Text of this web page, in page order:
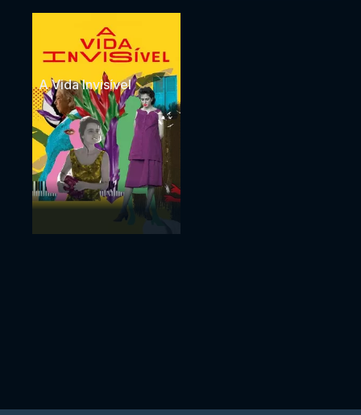
A Vida Invisível